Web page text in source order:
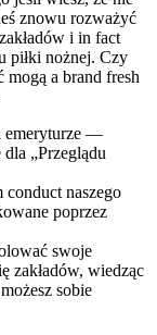
znowu rozważyć
i in fact
piłki nożnej. Czy
mogą a brand fresh
emeryturze —
„Przeglądu
conduct naszego
poprzez
swoje
zakładów, wiedząc
sobie